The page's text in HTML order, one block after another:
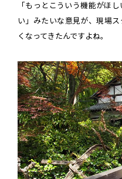
「もっとこういう機能がほ
い」みたいな意見が、現場
くなってきたんですよね。